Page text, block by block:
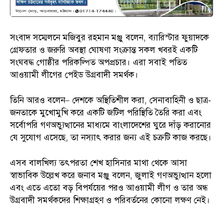
সংবাদ সম্মেলনে মজিবুর রহমান মঞ্জু বলেন, ব‍্যারিস্টার ফুয়াদকে
গ্রেফতার ও জরুরি অবস্থা ঘোষণা সংক্রান্ত সকল খবরই একটি
সংঘবদ্ধ গোষ্ঠীর পরিকল্পিত অপপ্রচার। এরা সবাই পতিত
আওয়ামী লীগের পেইড উগ্রবাদী সমর্থক।
তিনি আরও বলেন– দেশকে অস্থিতিশীল করা, সেনাবাহিনী ও ছাত্র-
জনতাকে মুখোমুখি করে একটি জটিল পরিস্থিতি তৈরি করা এবং
সর্বোপরি গণঅভ্যুত্থানের মাধ্যমে বাংলাদেশের ঘুরে দাঁড় করানোর
যে সুযোগ এসেছে, তা নস‍্যাৎ করার জন্য এই চক্রটি কাজ করছে।
এসব বালখিল্য তৎপরতা শেখ হাসিনার মাথা থেকে আসা
স্বাভাবিক উল্লেখ করে জনাব মঞ্জু বলেন, জুলাই গণঅভ্যুত্থান হলো
এবং এতে এতো বড় বিপর্যয়ের পরও আওয়ামী লীগ ও তার অন্ধ
উগ্রবাদী সমর্থকদের শিক্ষাগ্রহণ ও পরিবর্তনের কোনো লক্ষণ নেই।